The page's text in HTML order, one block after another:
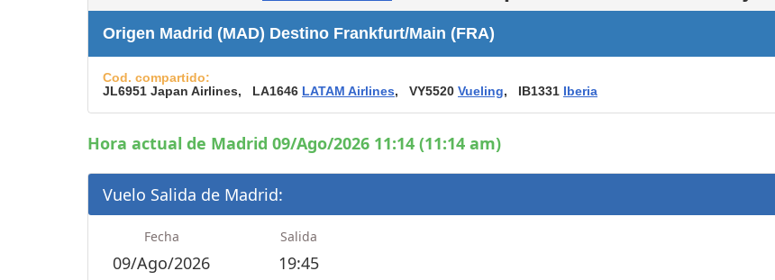
Origen Madrid (MAD) Destino Frankfurt/Main (FRA)
Cod. compartido:
JL6951 Japan Airlines, LA1646 LATAM Airlines, VY5520 Vueling, IB1331 Iberia
Hora actual de Madrid 09/Ago/2026 11:14 (11:14 am)
Vuelo Salida de Madrid:
Fecha
09/Ago/2026
Salida
19:45
Consignas
Servicios
complementarios
Tiendas y Restaurantes
Áreas WiFi / Internet